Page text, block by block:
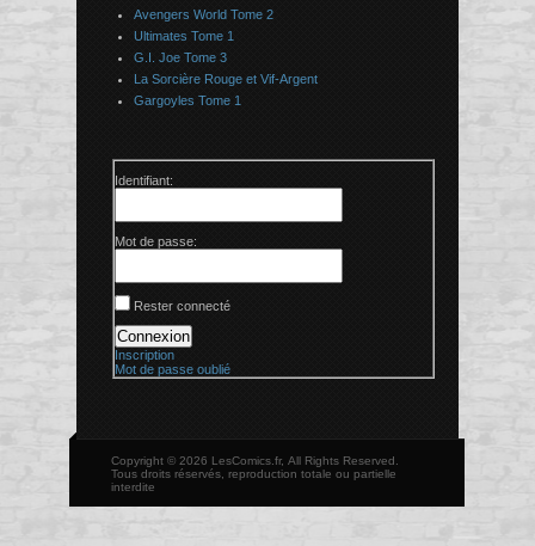
Avengers World Tome 2
Ultimates Tome 1
G.I. Joe Tome 3
La Sorcière Rouge et Vif-Argent
Gargoyles Tome 1
Identifiant:
Mot de passe:
Rester connecté
Connexion
Inscription
Mot de passe oublié
Copyright © 2026 LesComics.fr, All Rights Reserved.
Tous droits réservés, reproduction totale ou partielle
interdite